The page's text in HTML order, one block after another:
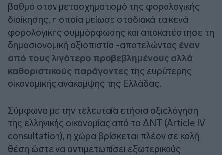
βαθμό στον μετασχηματισμό της φορολογικής
διοίκησης, η οποία μείωσε σταδιακά τα κενά
φορολογικής συμμόρφωσης και αποκατέστησε τη
δημοσιονομική αξιοπιστία -αποτελώντας έναν
από τους λιγότερο προβεβλημένους αλλά
καθοριστικούς παράγοντες της ευρύτερης
οικονομικής ανάκαμψης της Ελλάδας.
Σύμφωνα με την τελευταία ετήσια αξιολόγηση
της ελληνικής οικονομίας από το ΔΝΤ (Article IV
consultation), η χώρα βρίσκεται πλέον σε καλή
θέση ώστε να αντιμετωπίσει εξωτερικούς